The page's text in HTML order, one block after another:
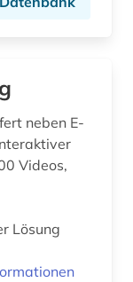
neben E-
Videos,
Lösung